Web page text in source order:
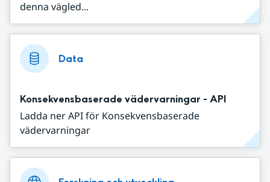
denna vägled...
Data
Konsekvensbaserade vädervarningar - API
Ladda ner API för Konsekvensbaserade
vädervarningar